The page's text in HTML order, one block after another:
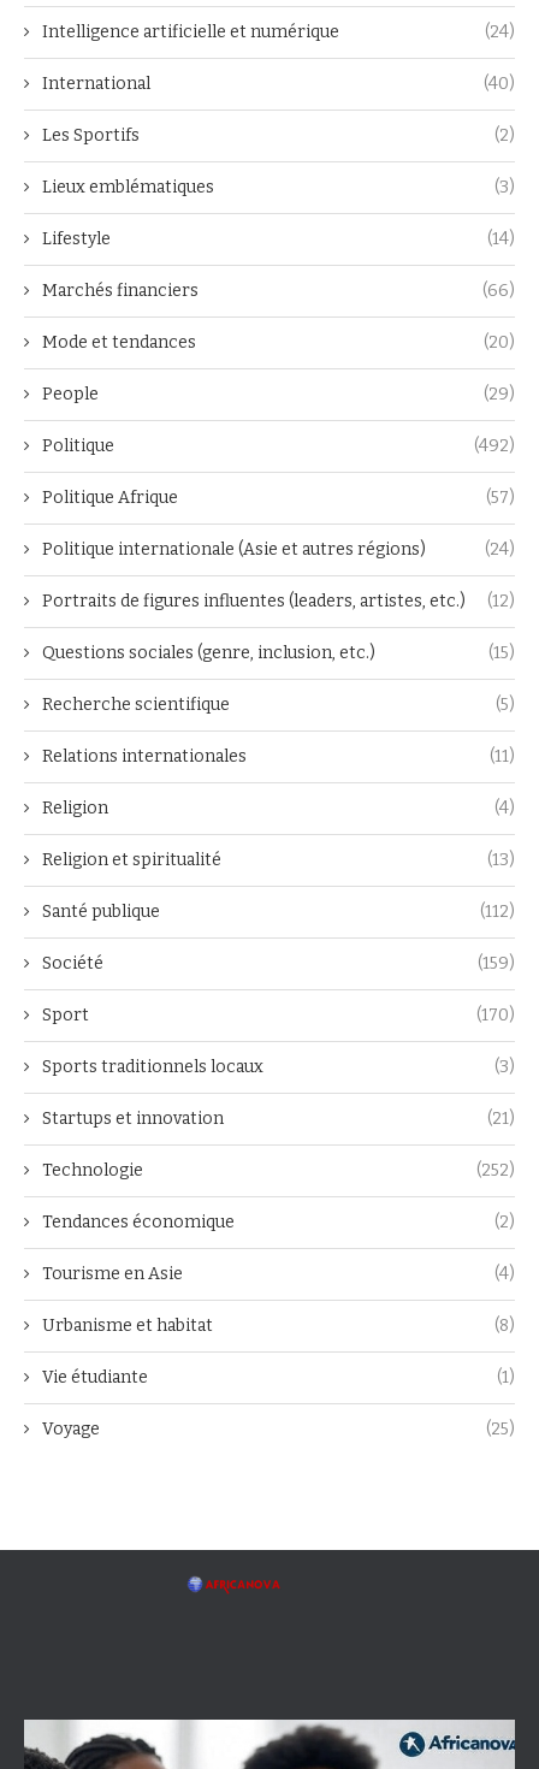
Intelligence artificielle et numérique (24)
International (40)
Les Sportifs (2)
Lieux emblématiques (3)
Lifestyle (14)
Marchés financiers (66)
Mode et tendances (20)
People (29)
Politique (492)
Politique Afrique (57)
Politique internationale (Asie et autres régions) (24)
Portraits de figures influentes (leaders, artistes, etc.) (12)
Questions sociales (genre, inclusion, etc.) (15)
Recherche scientifique (5)
Relations internationales (11)
Religion (4)
Religion et spiritualité (13)
Santé publique (112)
Société (159)
Sport (170)
Sports traditionnels locaux (3)
Startups et innovation (21)
Technologie (252)
Tendances économique (2)
Tourisme en Asie (4)
Urbanisme et habitat (8)
Vie étudiante (1)
Voyage (25)